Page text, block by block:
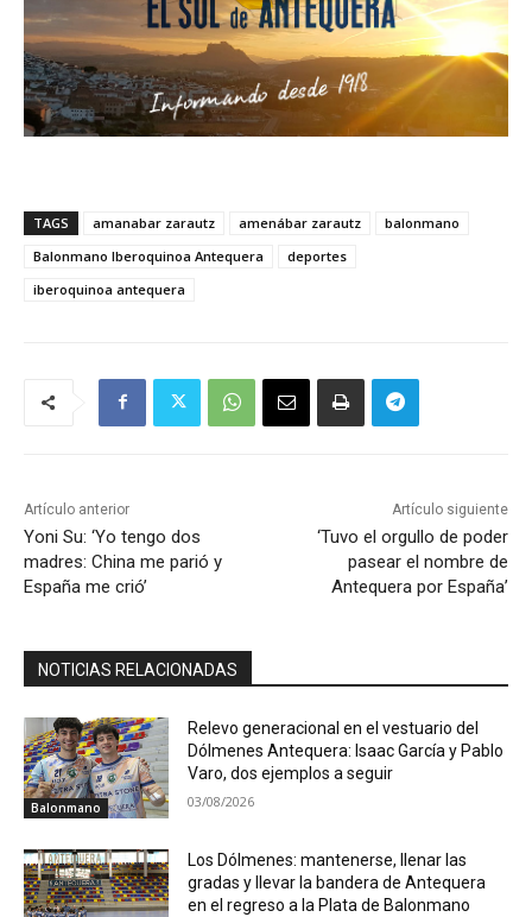
TAGS amanabar zarautz amenábar zarautz
balonmano
Balonmano Iberoquinoa Antequera
deportes
iberoquinoa antequera
Artículo anterior
Yoni Su: ‘Yo tengo dos
madres: China me parió y
España me crió’
Artículo siguiente
‘Tuvo el orgullo de poder
pasear el nombre de
Antequera por España’
NOTICIAS RELACIONADAS
Balonmano
Relevo generacional en el vestuario del
Dólmenes Antequera: Isaac García y Pablo
Varo, dos ejemplos a seguir
03/08/2026
Los Dólmenes: mantenerse, llenar las
gradas y llevar la bandera de Antequera
en el regreso a la Plata de Balonmano